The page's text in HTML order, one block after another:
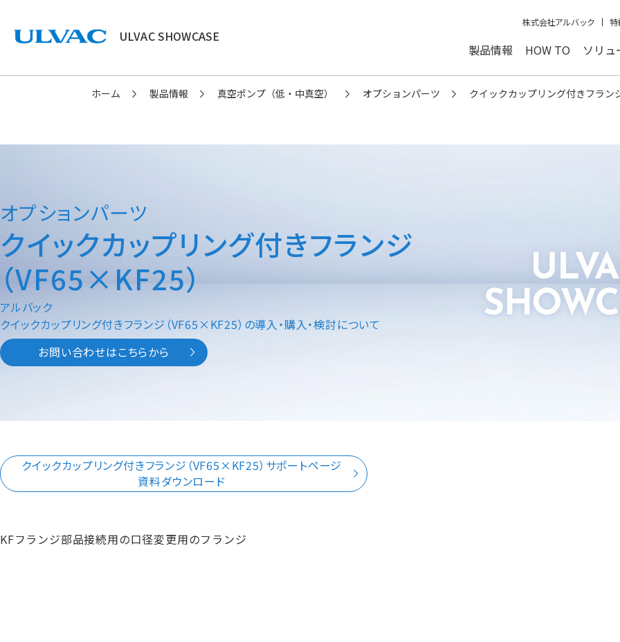
ULVAC SHOWCASE
株式会社アルバック 特
製品情報 HOW TO ソリ
ホーム 製品情報 真空ポンプ（低・中真空） オプションパーツ クイックカップリング付きフラ
オプションパーツ
クイックカップリング付きフランジ
（VF65×KF25）
アルバック
クイックカップリング付きフランジ（VF65×KF25）の導入・購入・検討について
お問い合わせはこちらから
クイックカップリング付きフランジ（VF65×KF25）サポートページ
資料ダウンロード
KFフランジ部品接続用の口径変更用のフランジ